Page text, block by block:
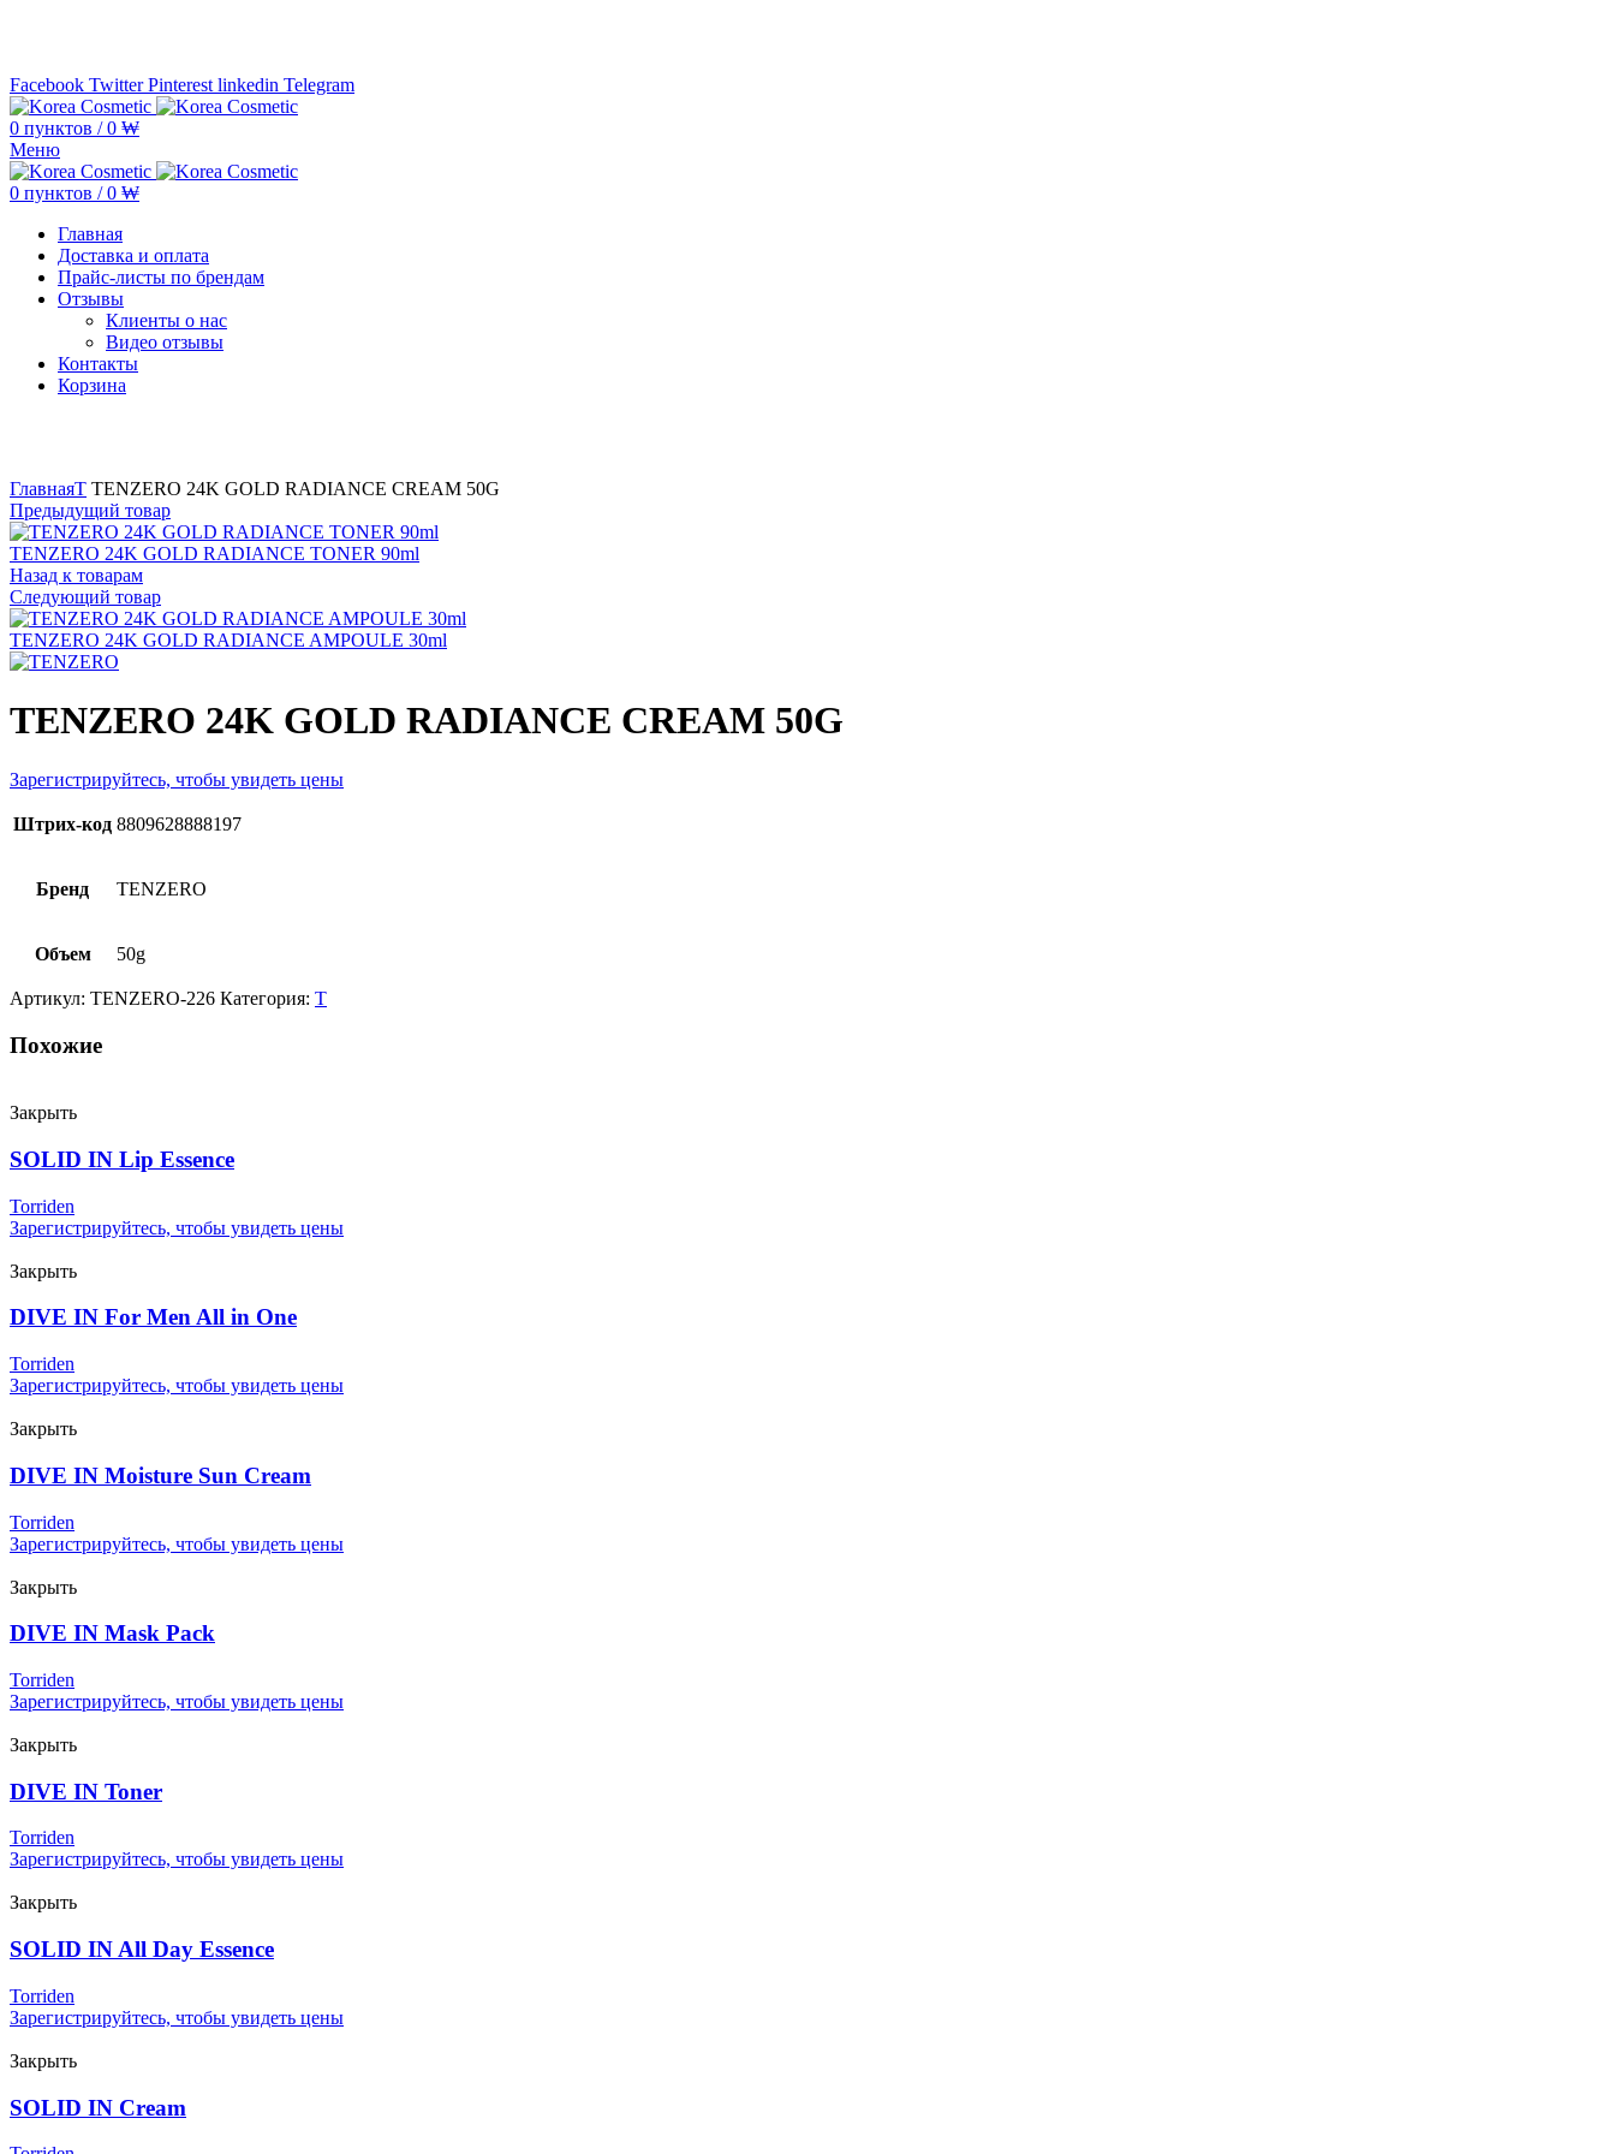
Facebook Twitter Pinterest linkedin Telegram
0 пунктов / 0 ₩
Меню
0 пунктов / 0 ₩
Главная
Доставка и оплата
Прайс-листы по брендам
Отзывы
Клиенты о нас
Видео отзывы
Контакты
Корзина
ГлавнаяT TENZERO 24K GOLD RADIANCE CREAM 50G
Предыдущий товар
TENZERO 24K GOLD RADIANCE TONER 90ml
Назад к товарам
Следующий товар
TENZERO 24K GOLD RADIANCE AMPOULE 30ml
TENZERO 24K GOLD RADIANCE CREAM 50G
Зарегистрируйтесь, чтобы увидеть цены
Штрих-код 8809628888197
Бренд TENZERO
Объем 50g
Артикул: TENZERO-226 Категория: T
Похожие
Закрыть
SOLID IN Lip Essence
Torriden
Зарегистрируйтесь, чтобы увидеть цены
Закрыть
DIVE IN For Men All in One
Torriden
Зарегистрируйтесь, чтобы увидеть цены
Закрыть
DIVE IN Moisture Sun Cream
Torriden
Зарегистрируйтесь, чтобы увидеть цены
Закрыть
DIVE IN Mask Pack
Torriden
Зарегистрируйтесь, чтобы увидеть цены
Закрыть
DIVE IN Toner
Torriden
Зарегистрируйтесь, чтобы увидеть цены
Закрыть
SOLID IN All Day Essence
Torriden
Зарегистрируйтесь, чтобы увидеть цены
Закрыть
SOLID IN Cream